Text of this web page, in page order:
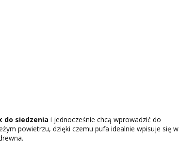
do siedzenia i jednocześnie chcą wprowadzić do
powietrzu, dzięki czemu pufa idealnie wpisuje się w